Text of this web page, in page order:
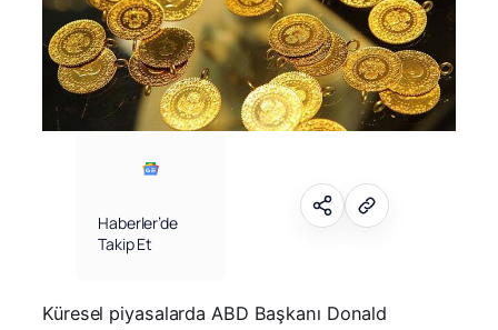
Haberler’de
Takip Et
Küresel piyasalarda ABD Başkanı Donald